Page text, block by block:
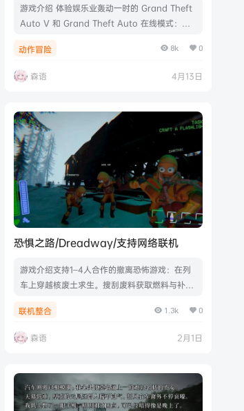
游戏介绍 体验娱乐业轰动一时的 Grand Theft
Auto V 和 Grand Theft Auto 在线模式：现
速度、3D 音效及更多内容，另有为 GTA 在线
模式玩家提供的独家内容。 游戏视频 游戏截图
内置修改器说明 进入游戏 按F5开启 小键盘24
F5-关闭修改器 小键盘2-向…
动作冒险 8k 0
森语 4月13日
恐惧之路/Dreadway/支持网络联机
游戏介绍支持1–4人合作的撤离恐怖游戏：在列
车上穿越核废土求生。搜刮废料获取燃料与补
版本介绍v1.0.0.9联机版|容量2.37GB|官方简体
中文|支持键盘.鼠标
联机整合 1.3k 0
森语 2月1日